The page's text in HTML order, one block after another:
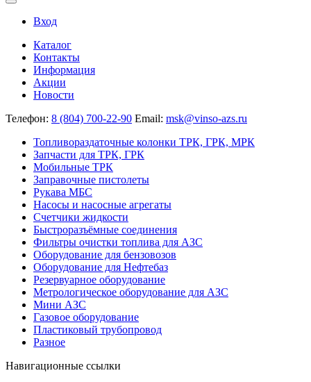
Вход
Каталог
Контакты
Информация
Акции
Новости
Телефон: 8 (804) 700-22-90 Email: msk@vinso-azs.ru
Топливораздаточные колонки ТРК, ГРК, МРК
Запчасти для ТРК, ГРК
Мобильные ТРК
Заправочные пистолеты
Рукава МБС
Насосы и насосные агрегаты
Счетчики жидкости
Быстроразъёмные соединения
Фильтры очистки топлива для АЗС
Оборудование для бензовозов
Оборудование для Нефтебаз
Резервуарное оборудование
Метрологическое оборудование для АЗС
Мини АЗС
Газовое оборудование
Пластиковый трубопровод
Разное
Навигационные ссылки